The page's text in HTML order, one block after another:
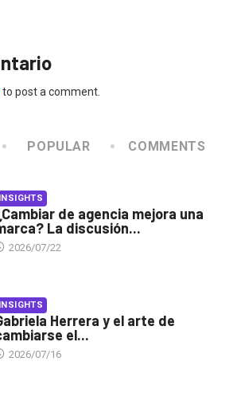
to post a comment.
POPULAR COMMENTS
INSIGHTS
de agencia mejora una
La discusión...
2026/07/22
INSIGHTS
Herrera y el arte de
el...
2026/07/16